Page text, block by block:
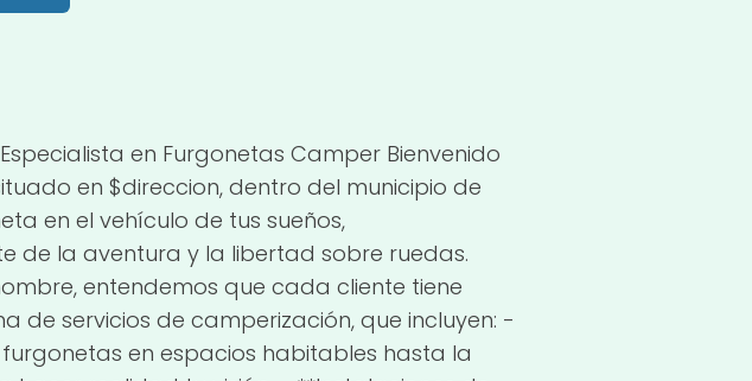
en Furgonetas Camper Bienvenido
en $direccion, dentro del municipio de
en el vehículo de tus sueños,
la aventura y la libertad sobre ruedas.
entendemos que cada cliente tiene
de servicios de camperización, que incluyen: -
en espacios habitables hasta la